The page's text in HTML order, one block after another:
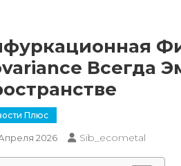
Всегда
Плюс
2026 Sib_ecometal